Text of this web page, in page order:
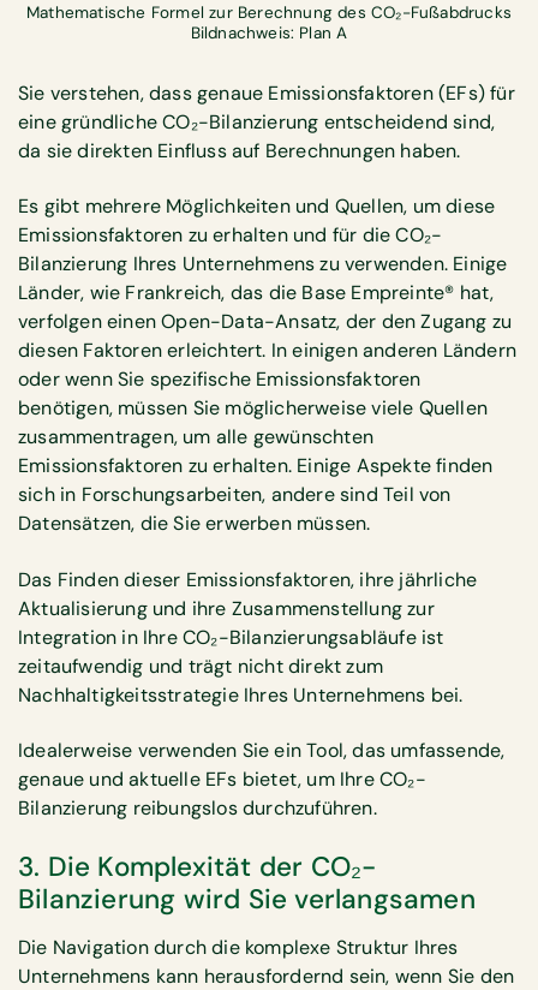
Mathematische Formel zur Berechnung des CO₂-Fußabdrucks
Bildnachweis: Plan A
Sie verstehen, dass genaue Emissionsfaktoren (EFs) für
eine gründliche CO₂-Bilanzierung entscheidend sind,
da sie direkten Einfluss auf Berechnungen haben.
Es gibt mehrere Möglichkeiten und Quellen, um diese
Emissionsfaktoren zu erhalten und für die CO₂-
Bilanzierung Ihres Unternehmens zu verwenden. Einige
Länder, wie Frankreich, das die Base Empreinte® hat,
verfolgen einen Open-Data-Ansatz, der den Zugang zu
diesen Faktoren erleichtert. In einigen anderen Ländern
oder wenn Sie spezifische Emissionsfaktoren
benötigen, müssen Sie möglicherweise viele Quellen
zusammentragen, um alle gewünschten
Emissionsfaktoren zu erhalten. Einige Aspekte finden
sich in Forschungsarbeiten, andere sind Teil von
Datensätzen, die Sie erwerben müssen.
Das Finden dieser Emissionsfaktoren, ihre jährliche
Aktualisierung und ihre Zusammenstellung zur
Integration in Ihre CO₂-Bilanzierungsabläufe ist
zeitaufwendig und trägt nicht direkt zum
Nachhaltigkeitsstrategie Ihres Unternehmens bei.
Idealerweise verwenden Sie ein Tool, das umfassende,
genaue und aktuelle EFs bietet, um Ihre CO₂-
Bilanzierung reibungslos durchzuführen.
3. Die Komplexität der CO₂-
Bilanzierung wird Sie verlangsamen
Die Navigation durch die komplexe Struktur Ihres
Unternehmens kann herausfordernd sein, wenn Sie den